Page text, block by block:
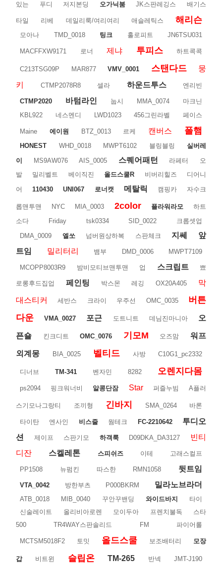
있는
푸디 저지본딩 오가닉붐 JK스판레깅스 배기스
타일 리베 데일리룩/여리여리 애슬레틱스 해리슨
모아나 TMD_0018 팅크 홀로피트 JN6TSU031
MACFFXW9171 로너 제냐 투피스 하트콕콕
C213TSG09P MAR877 VMV_0001 스탠다드
뭉
키
CTMP2078R8 셀라 하운드투스 엔리빈
CTMP2020 바텀라인 눕시 MMA_0074
마크닌
KBL922
네스멘디 LWD1023 456그린라벨 페이스
Maine 에이원 BTZ_0013 르케 캔버스 폴햄
HONEST WHD_0018 MWPT6102 블링블링
실버레
이
MS9AW076 AIS_0005 스퀘어패턴 라페터
오
발
밀리벨트 베이직진 올드스쿨R 비버리힐즈
디어니
어
110430 UNI067 로너캣 메탈릭 캠핑카 자수크
롭맨투맨 NYC MIA_0003 2color 플라워라모
하트
소다
Friday tsk0334 SID_0022
크롭셋업
DMA_0009
엘쏘 넘버원상하복 스판체크 지쎄
앞
트임
밀리터리 뱀부 DMD_0006 MWPT7109
MCOPP8003R9 밤비모티브맨투맨 업 스크립트 뾰
로롱후드집업 페인팅 박스몬 레깅 OX20A405 막
대스티커 세반스 크라이 우주선 OMC_0035
버튼
다운
VMA_0027 포근 도트니트 데님진마니아 오
픈숄 킨크디트 OMC_0076 기모M 오즈맘 워프
외계몽 BIA_0025 벨티드 사방 C10G1_pc2332
디너브 TM-341 벤자민 8282 오렌지다몸
ps2094 핑크워너비 알콩단잠 Star 퍼즐누빔 A플러
스기모나그랑티 조끼형 긴바지 SMA_0264 바론
타이탄 엔사인 비스줄 웜테크 FC-2210642
투디오
션
제이프 스판기모 하객룩 D09DKA_DA3127
빈티
디잔
스켈레톤 스피쉬즈 이테 고래스컬프
PP1508 뉴펌킨 따스한 RMN1058 뒷트임
VTA_0042 방한부츠 P000BKRM 밀라노브라더
ATB_0018 MIB_0040 꾸안꾸밴딩 와이드바지
타이
신술레이트
올리비아로렌 모이두아 프렌치불독
스타
500
TR4WAY스판솔리드 FM 파이어롤
MCTSM5018F2 토밋 올드스쿨 보조배터리 모장
갑 비트윈 슬립온 TM-265 반넥 JMT-J190